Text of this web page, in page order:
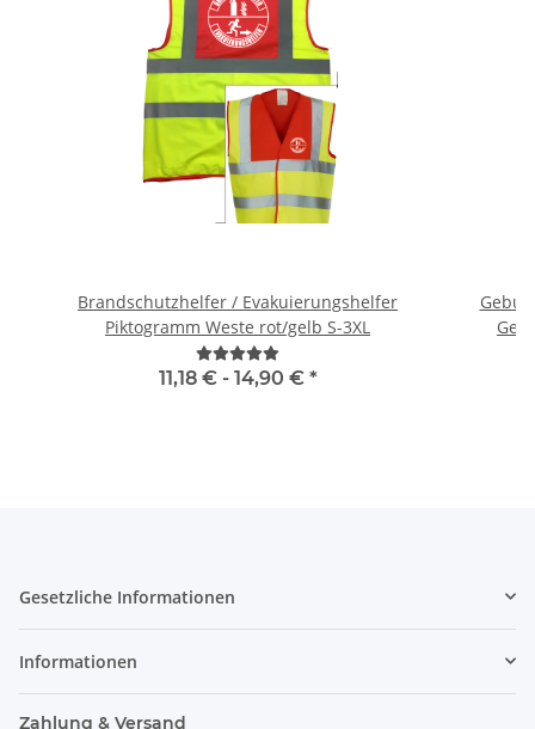
Brandschutzhelfer / Evakuierungshelfer
Piktogramm Weste rot/gelb S-3XL
11,18 € - 14,90 € *
Gesetzliche Informationen
Informationen
Zahlung & Versand